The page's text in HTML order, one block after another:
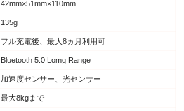
42mm×51mm×110mm
135g
フル充電後、最大8ヵ月利用可
Bluetooth 5.0 Lomg Range
加速度センサー、光センサー
最大8kgまで